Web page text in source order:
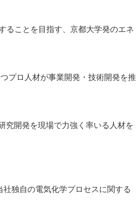
ることを目指す、京都大学発のエネ
プロ人材が事業開発・技術開発を推
究開発を現場で力強く率いる人材を
独自の電気化学プロセスに関する